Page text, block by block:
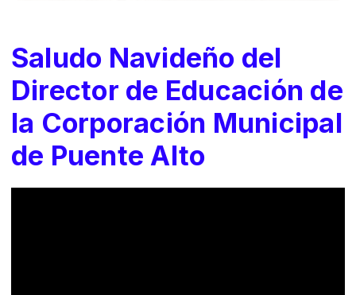
Saludo Navideño del
Director de Educación de
la Corporación Municipal
de Puente Alto